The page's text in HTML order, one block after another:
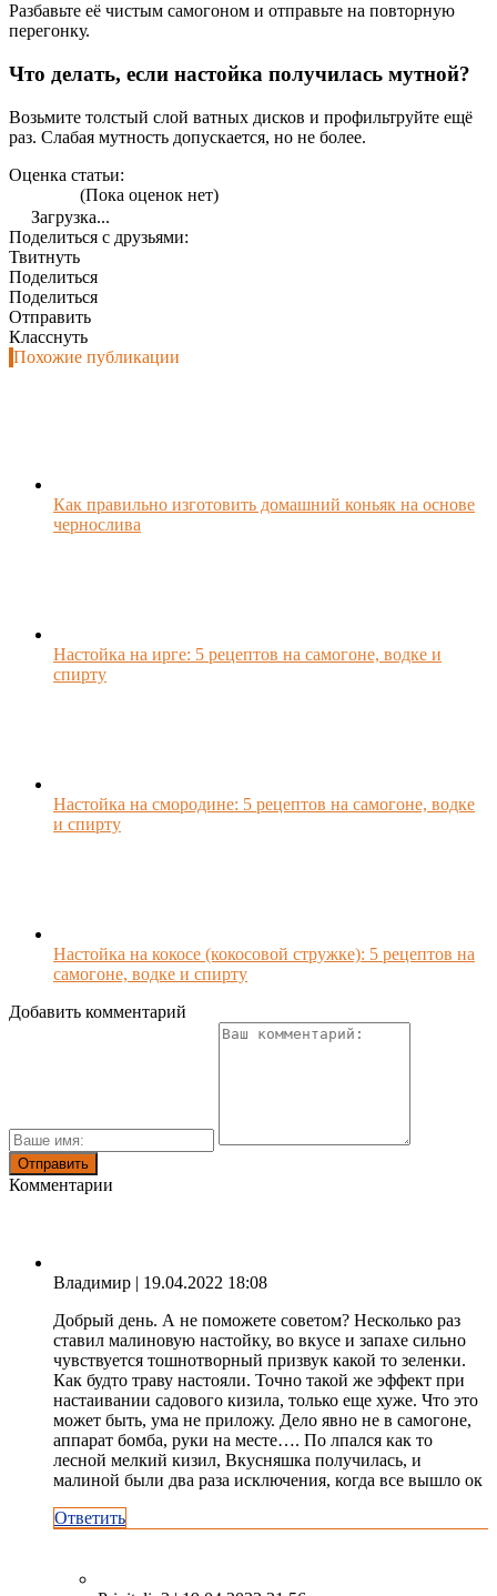
Разбавьте её чистым самогоном и отправьте на повторную
перегонку.
Что делать, если настойка получилась мутной?
Возьмите толстый слой ватных дисков и профильтруйте ещё
раз. Слабая мутность допускается, но не более.
Оценка статьи:
(Пока оценок нет)
Загрузка...
Поделиться с друзьями:
Твитнуть
Поделиться
Поделиться
Отправить
Класснуть
Похожие публикации
Как правильно изготовить домашний коньяк на основе
чернослива
Настойка на ирге: 5 рецептов на самогоне, водке и
спирту
Настойка на смородине: 5 рецептов на самогоне, водке
и спирту
Настойка на кокосе (кокосовой стружке): 5 рецептов на
самогоне, водке и спирту
Добавить комментарий
Комментарии
Владимир | 19.04.2022 18:08
Добрый день. А не поможете советом? Несколько раз
ставил малиновую настойку, во вкусе и запахе сильно
чувствуется тошнотворный призвук какой то зеленки.
Как будто траву настояли. Точно такой же эффект при
настаивании садового кизила, только еще хуже. Что это
может быть, ума не приложу. Дело явно не в самогоне,
аппарат бомба, руки на месте…. По лпался как то
лесной мелкий кизил, Вкусняшка получилась, и
малиной были два раза исключения, когда все вышло ок
Ответить